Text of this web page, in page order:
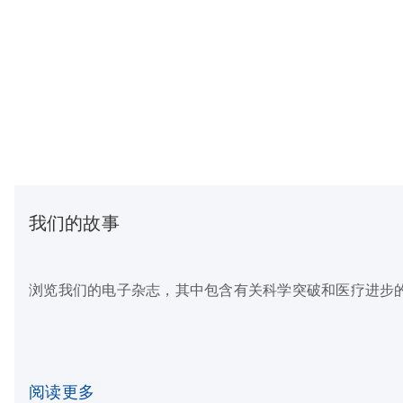
我们的故事
浏览我们的电子杂志，其中包含有关科学突破和医疗进步
阅读更多